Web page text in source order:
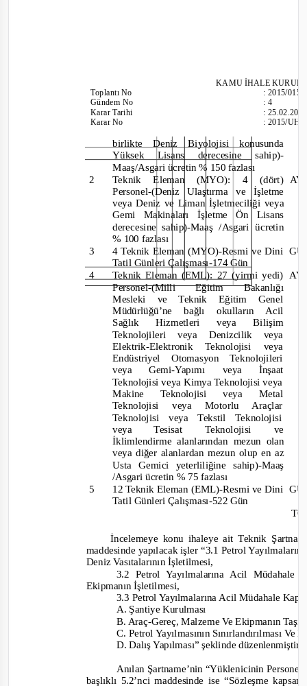
KAMU İHALE
ToplantıNo
Gündem No
Karar Tarihi
Karar No
:2015/015
:4
:
:2015/
birlikte Deniz Biyolojisi konusunda
Yüksek Lisans derecesine sahip)
Maaş/Asgari ücretin % 150 fazlası
2 Teknik Eleman (MYO):
4 (dört)
Personel-(Deniz Ulaştırma ve İşletme
veya Deniz ve Liman İşletmeciliği veya
Gemi Makinaları İşletme Ön Lisans
derecesine sahip)-Maaş /Asgari ücretin
% 100 fazlası
3
4
4 Teknik Eleman (MYO)-Resmi ve Dini
Tatil Günleri Çalışması-174 Gün
Teknik Eleman (EML): 27 (yirmi yedi)
Personel-(Milli Eğitim
Mesleki ve Teknik Eğitim Genel
Müdürlüğü’ne bağlı okulların Acil
Sağlık
Hizmetleri veya
Bilişim
Teknolojileri veya Denizcilik veya
Elektrik-Elektronik Teknolojisi
Endüstriyel Otomasyon Teknolojileri
veya
Teknolojisi veya Kimya Teknolojisi veya
Makine Teknolojisi veya
Gemi-Yapımı veya İnşaat
Teknolojisi veya Motorlu
Teknolojisi veya Tekstil Teknolojisi
veya
Tesisat Teknolojisi
ve
İklimlendirme alanlarından mezun olan
veya diğer alanlardan mezun olup en az
Usta Gemici yeterliliğine sahip)-Maaş
/Asgari ücretin % 75 fazlası
5
12 Teknik Eleman (EML)-Resmi ve Dini
Tatil Günleri Çalışması-522 Gün
İncelemeye konu ihaleye ait Teknik
maddesinde yapılacak işler“3.1 Petrol
Deniz Vasıtalarının İşletilmesi,
3.2 Petrol Yayılmalarına Acil Müdahale
Ekipmanın İşletilmesi,
3.3 Petrol Yayılmalarına Acil Müdahale
A. Şantiye Kurulması
B. Araç-Gereç, Malzeme Ve Ekipmanın
C. Petrol Yayılmasının Sınırlandırılması
D. Dalış Yapılması”şeklinde düzenlenmiştir.
Anılan Şartname’nin “Yüklenicinin
başlıklı 5.2’nci maddesinde ise“Sözleşme